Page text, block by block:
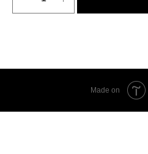
Made on